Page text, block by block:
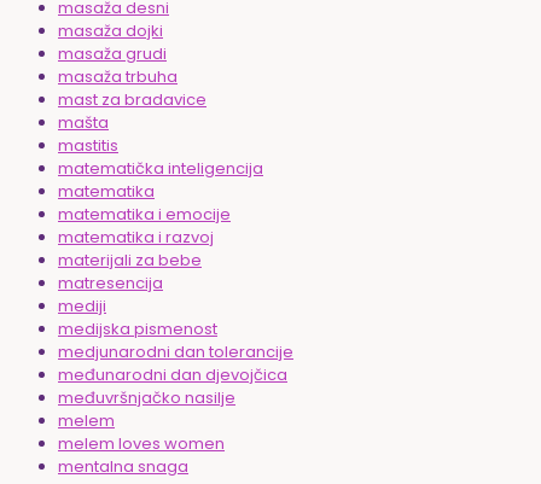
masaža desni
masaža dojki
masaža grudi
masaža trbuha
mast za bradavice
mašta
mastitis
matematička inteligencija
matematika
matematika i emocije
matematika i razvoj
materijali za bebe
matresencija
mediji
medijska pismenost
medjunarodni dan tolerancije
međunarodni dan djevojčica
međuvršnjačko nasilje
melem
melem loves women
mentalna snaga